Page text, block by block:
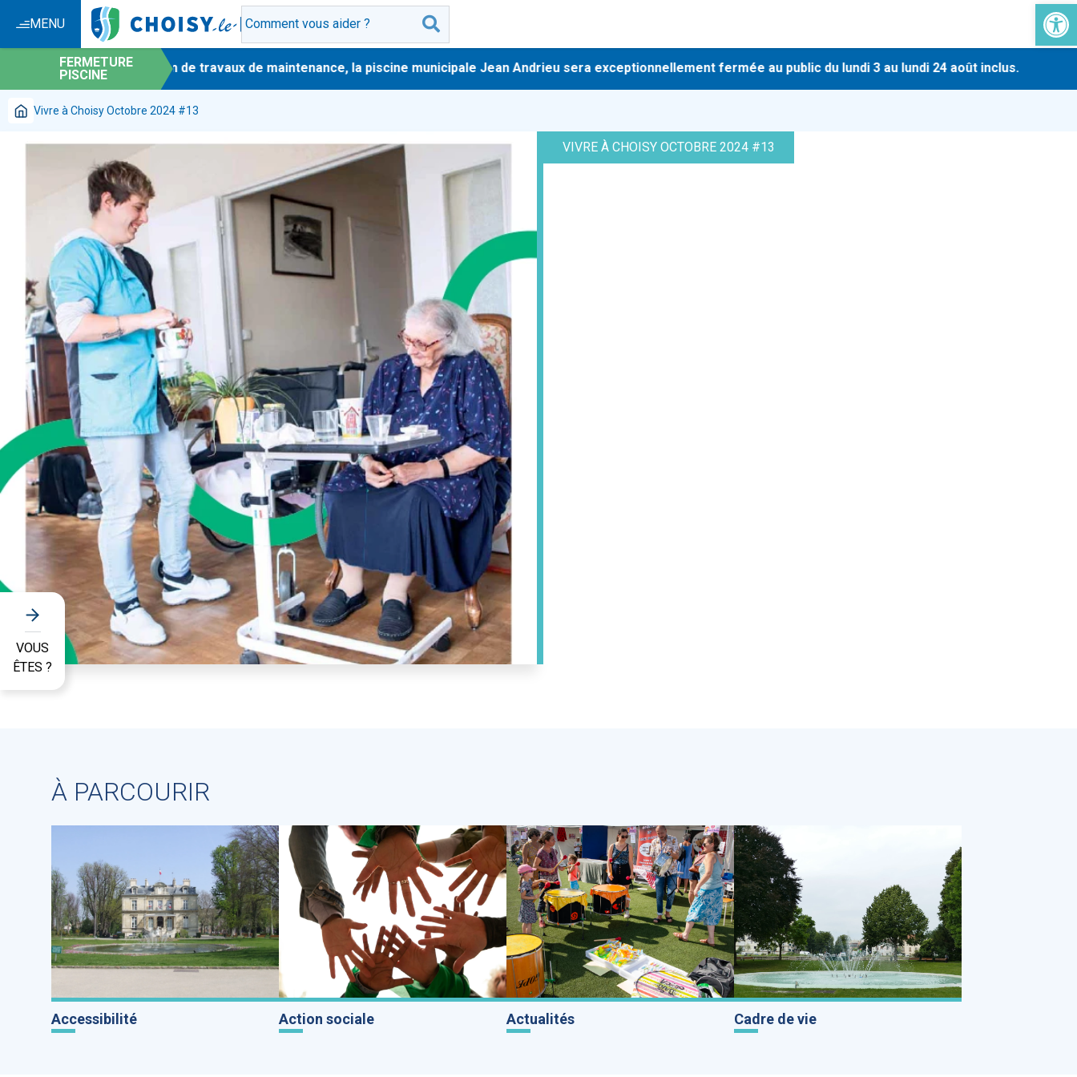
Ouvrir
MENU
FERMETURE
PISCINE-En raison de travaux de maintenance, la piscine municipale Jean Andrieu sera exceptionnellement fermée au public du lundi 3 au lundi 24 août inclus.
Vivre à Choisy Octobre 2024 #13
VIVRE À CHOISY OCTOBRE 2024 #13
VOUS
ÊTES ?
À PARCOURIR
Accessibilité Action sociale Actualités Cadre de vie